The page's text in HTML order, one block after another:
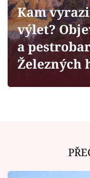
Sledujte
Filmový
Sledujte nás
Kam
výlet?
a
Železných